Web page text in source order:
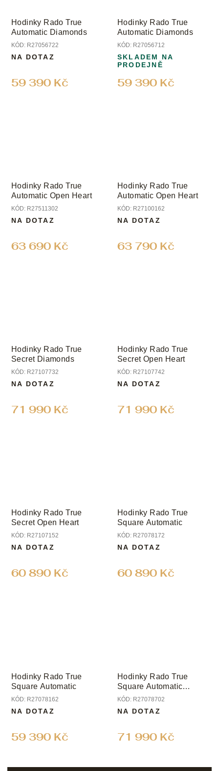
Hodinky Rado True
Automatic Diamonds
KÓD: R27056722
59 390 Kč
NA DOTAZ
Hodinky Rado True
Automatic Diamonds
KÓD: R27056712
59 390 Kč
SKLADEM NA
PRODEJNĚ
Hodinky Rado True
Automatic Open Heart
KÓD: R27511302
63 690 Kč
NA DOTAZ
Hodinky Rado True
Automatic Open Heart
KÓD: R27100162
63 790 Kč
NA DOTAZ
Hodinky Rado True
Secret Diamonds
KÓD: R27107732
71 990 Kč
NA DOTAZ
Hodinky Rado True
Secret Open Heart
KÓD: R27107742
71 990 Kč
NA DOTAZ
Hodinky Rado True
Secret Open Heart
KÓD: R27107152
60 890 Kč
NA DOTAZ
Hodinky Rado True
Square Automatic
KÓD: R27078172
60 890 Kč
NA DOTAZ
Hodinky Rado True
Square Automatic
KÓD: R27078162
59 390 Kč
NA DOTAZ
Hodinky Rado True
Square Automatic
Diamonds
KÓD: R27078702
71 990 Kč
NA DOTAZ